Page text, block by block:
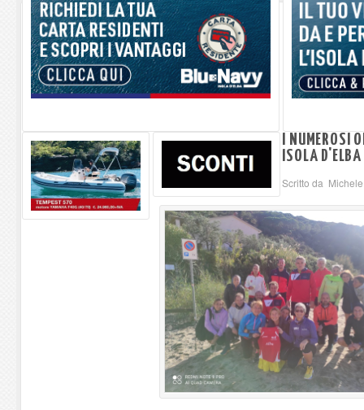
Seccheto acque torbide dopo i lavori notturni in spiagggia
09-08-2026
Se ccheto acque torbide dopo i lavori notturni in spiaggia
09-08-2026
I NUMEROSI
ISOLA D'ELBA
Scritto da